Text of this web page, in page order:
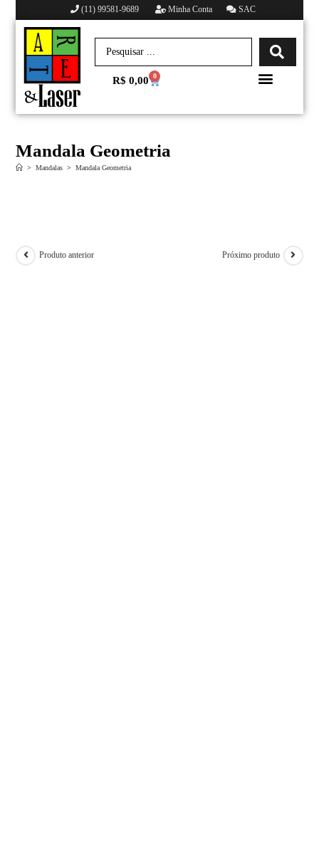
(11) 99581-9689 Minha Conta SAC
R$ 0,00 0
Mandala Geometria
> Mandalas > Mandala Geometria
Produto anterior Próximo produto